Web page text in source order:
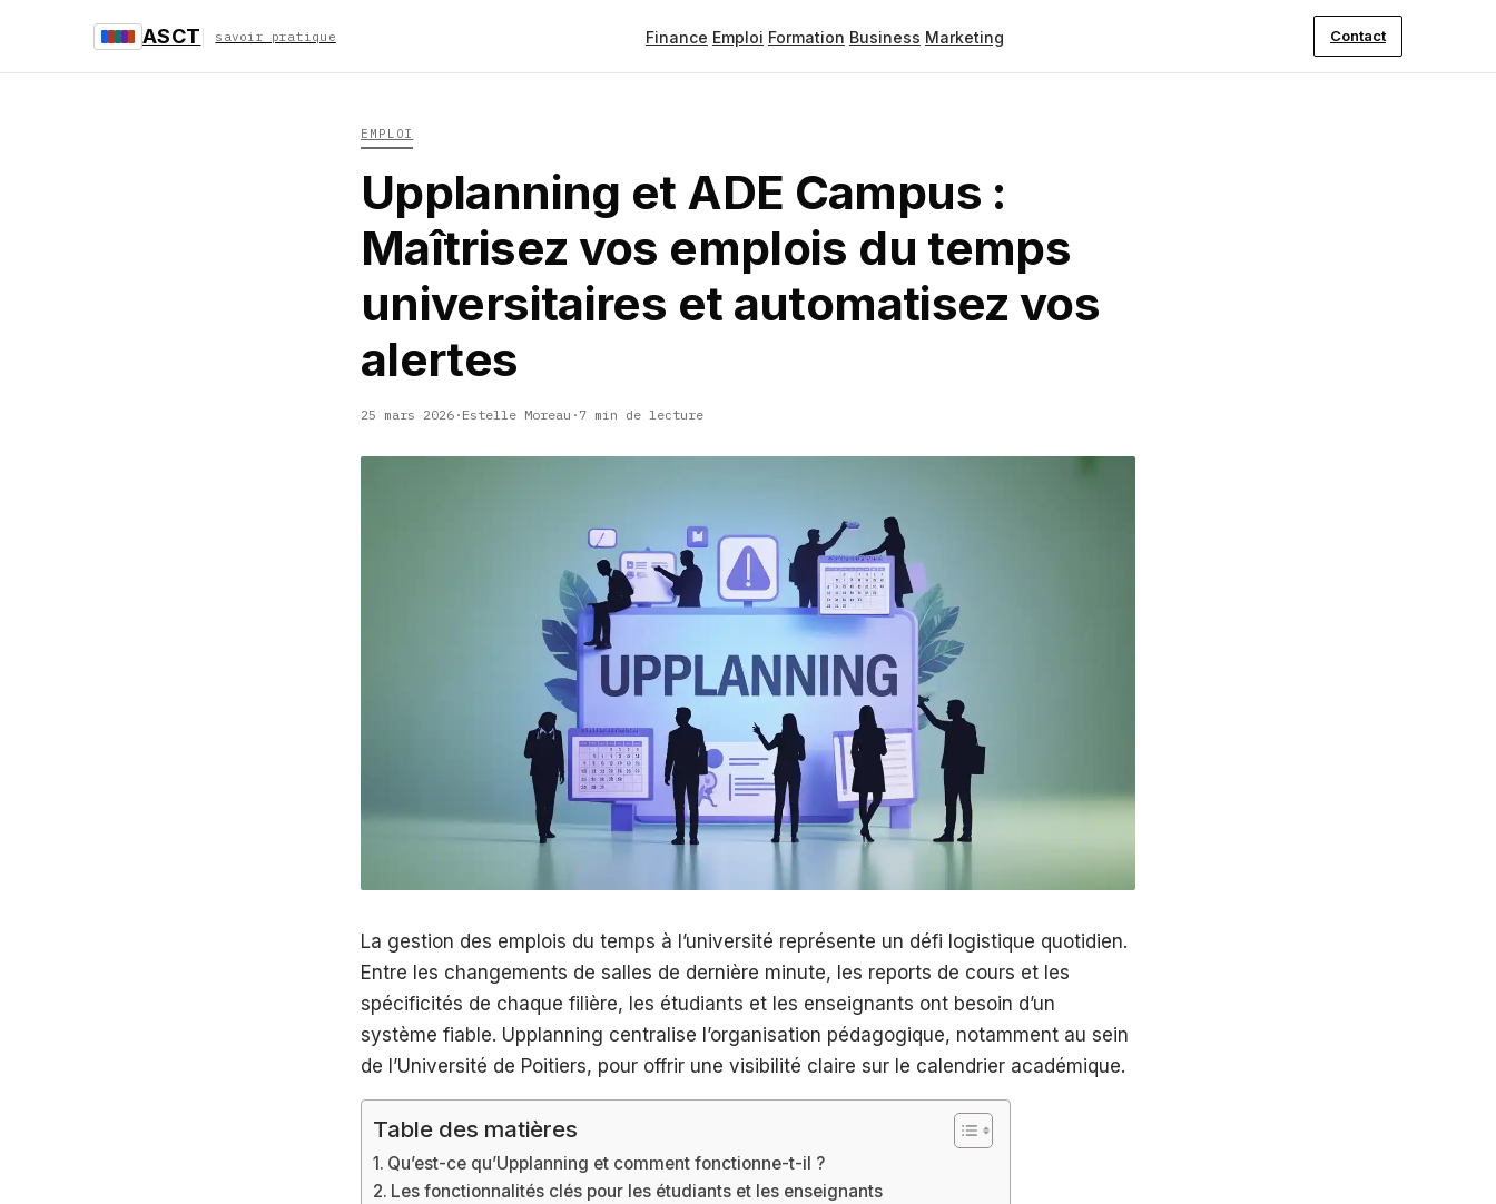
ASCT savoir pratique Finance Emploi Formation Business Marketing Contact
EMPLOI
Upplanning et ADE Campus :
Maîtrisez vos emplois du temps
universitaires et automatisez vos
alertes
25 mars 2026 · Estelle Moreau · 7 min de lecture
La gestion des emplois du temps à l’université représente un défi logistique quotidien.
Entre les changements de salles de dernière minute, les reports de cours et les
spécificités de chaque filière, les étudiants et les enseignants ont besoin d’un
système fiable. Upplanning centralise l’organisation pédagogique, notamment au sein
de l’Université de Poitiers, pour offrir une visibilité claire sur le calendrier académique.
Table des matières
Qu’est-ce qu’Upplanning et comment fonctionne-t-il ?
Les fonctionnalités clés pour les étudiants et les enseignants